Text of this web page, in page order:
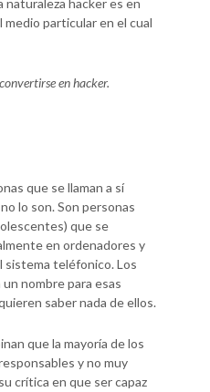
naturaleza hacker es en
particular en el cual
en hacker.
que se llaman a sí
lo son. Son personas
que se
en ordenadores y
sistema teléfonico. Los
nombre para esas
saber nada de ellos.
que la mayoría de los
y no muy
crítica en que ser capaz